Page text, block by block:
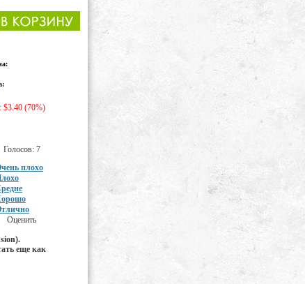
$3.40 (70%)
Голосов: 7
плохо
Оценить
еще как